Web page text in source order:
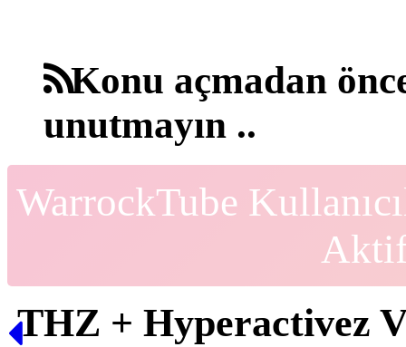
Konu açmadan
unutmayın ..
WarrockTube
THZ + Hyperactivez